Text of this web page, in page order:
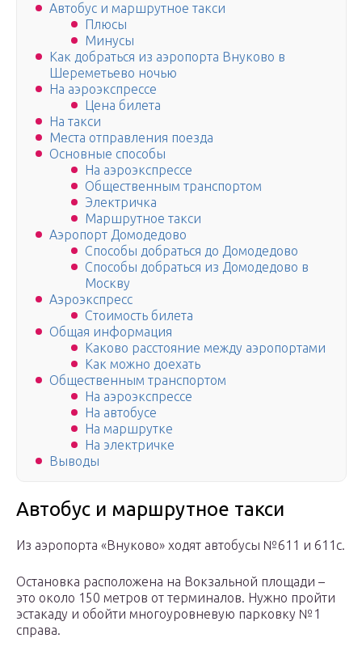
Автобус и маршрутное такси
Плюсы
Минусы
Как добраться из аэропорта Внуково в
Шереметьево ночью
На аэроэкспрессе
Цена билета
На такси
Места отправления поезда
Основные способы
На аэроэкспрессе
Общественным транспортом
Электричка
Маршрутное такси
Аэропорт Домодедово
Способы добраться до Домодедово
Способы добраться из Домодедово в
Москву
Аэроэкспресс
Стоимость билета
Общая информация
Каково расстояние между аэропортами
Как можно доехать
Общественным транспортом
На аэроэкспрессе
На автобусе
На маршрутке
На электричке
Выводы
Автобус и маршрутное такси
Из аэропорта «Внуково» ходят автобусы №611 и 611с.
Остановка расположена на Вокзальной площади –
это около 150 метров от терминалов. Нужно пройти
эстакаду и обойти многоуровневую парковку №1
справа.